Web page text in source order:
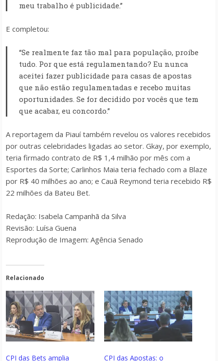
meu trabalho é publicidade.”
E completou:
“Se realmente faz tão mal para população, proíbe
tudo. Por que está regulamentando? Eu nunca
aceitei fazer publicidade para casas de apostas
que não estão regulamentadas e recebo muitas
oportunidades. Se for decidido por vocês que tem
que acabar, eu concordo.”
A reportagem da Piauítambém revelou os valores recebidos
por outras celebridades ligadas ao setor. Gkay, por exemplo,
teria firmado contrato de R$ 1,4 milhão por mês com a
Esportes da Sorte; Carlinhos Maia teria fechado com a Blaze
por R$ 40 milhões ao ano; e Cauã Reymond teria recebido R$
22 milhões da Bateu Bet.
Redação: Isabela Campanhã da Silva
Revisão: Luísa Guena
Reprodução de Imagem: Agência Senado
Relacionado
CPI das Bets amplia
CPI das Apostas: o